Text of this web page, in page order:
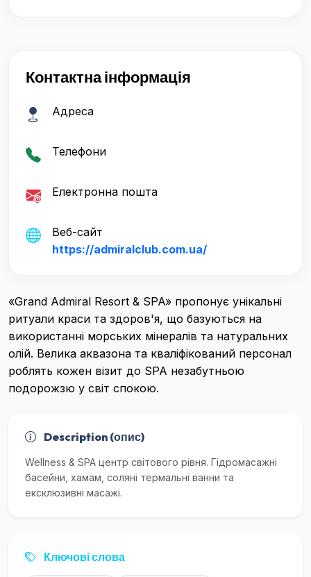
Контактна інформація
Адреса
Телефони
Електронна пошта
Веб-сайт
https://admiralclub.com.ua/
«Grand Admiral Resort & SPA» пропонує унікальні
ритуали краси та здоров'я, що базуються на
використанні морських мінералів та натуральних
олій. Велика аквазона та кваліфікований персонал
роблять кожен візит до SPA незабутньою
подорожзю у світ спокою.
Description (опис)
Wellness & SPA центр світового рівня. Гідромасажні
басейни, хамам, соляні термальні ванни та
ексклюзивні масажі.
Ключові слова